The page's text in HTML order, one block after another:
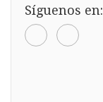
Síguenos en: